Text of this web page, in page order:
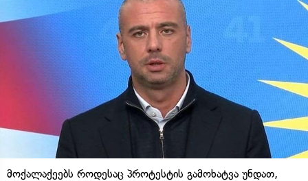
მოქალაქეებს როდესაც პროტესტის გამოხატვა უნდათ,